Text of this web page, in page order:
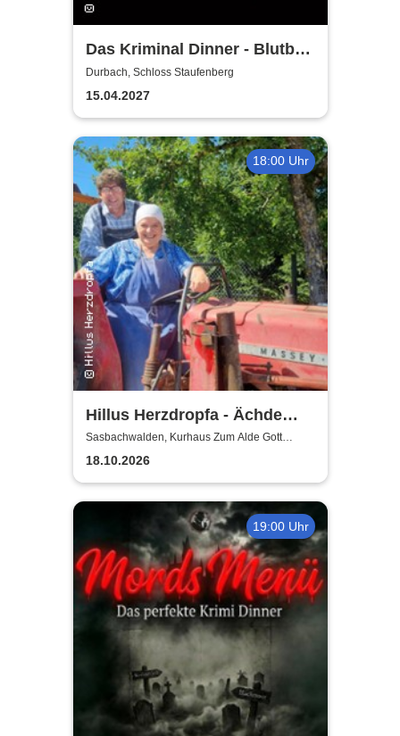
Das Kriminal Dinner - Blutbad
im Gemeinderat
Durbach, Schloss Staufenberg
15.04.2027
18:00 Uhr
Hillus Herzdropfa - Ächde
Älbler
Sasbachwalden, Kurhaus Zum Alde Gott
Sasbachwalden
18.10.2026
19:00 Uhr